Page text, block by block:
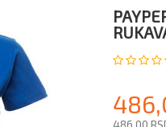
486,00